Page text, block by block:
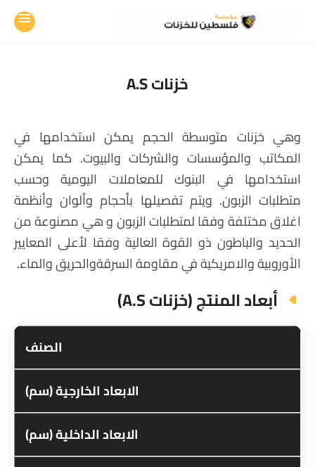
خزنات A.S
وهي خزنات متوسطة الحجم يمكن استخدامها في
المكاتب والمؤسسات والشركات والبيوت. كما يمكن
استخدامها في البنوك للمعاملات اليومية وحسب
متطلبات الزبون. ويتم تفصيلها بأحجام وألوان وأنظمة
اغلاق مختلفة وفقا لمتطلبات الزبون و هي مصنوعة من
الحديد والباطون ذو القوة العالية وفقا لأعلى المعايير
الأوروبية والامريكية في مقاومة السرقةوالحريق والماء.
أبعاد المنتج (خزنات A.S)
الصنف
الابعاد الخارجية (سم)
الابعاد الداخلية (سم)